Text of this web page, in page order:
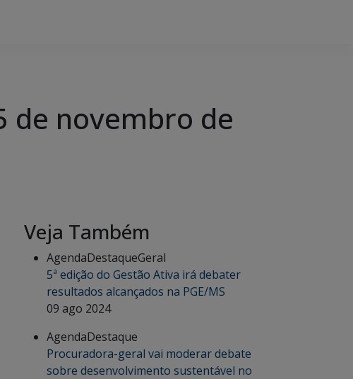
de novembro de
Veja Também
AgendaDestaqueGeral
5ª edição do Gestão Ativa irá debater
resultados alcançados na PGE/MS
09 ago 2024
AgendaDestaque
Procuradora-geral vai moderar debate
sobre desenvolvimento sustentável no